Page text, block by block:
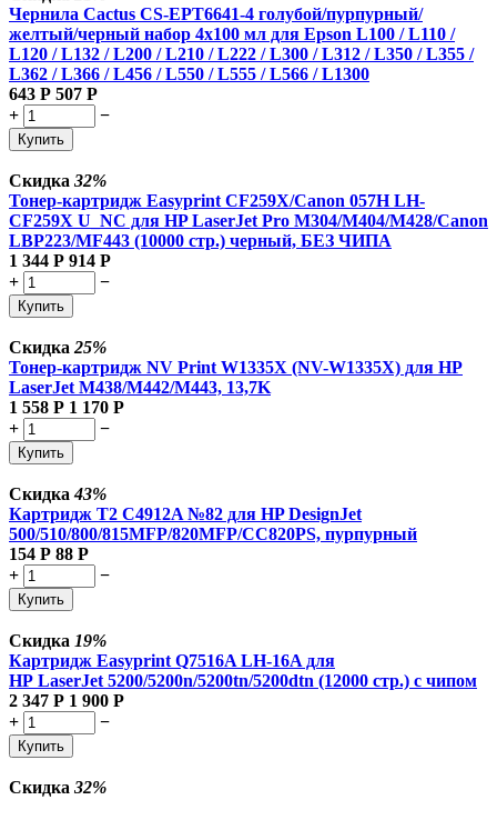
Чернила Cactus CS-EPT6641-4 голубой/пурпурный/
желтый/черный набор 4x100 мл для Epson L100 / L110 /
L120 / L132 / L200 / L210 / L222 / L300 / L312 / L350 / L355 /
L362 / L366 / L456 / L550 / L555 / L566 / L1300
643 Р 507 Р
+
−
Купить
Скидка 32%
Тонер-картридж Easyprint CF259X/Canon 057H LH-
CF259X U_NC для HP LaserJet Pro M304/M404/M428/Canon
LBP223/MF443 (10000 стр.) черный, БЕЗ ЧИПА
1 344 Р 914 Р
+
−
Купить
Скидка 25%
Тонер-картридж NV Print W1335X (NV-W1335X) для HP
LaserJet M438/M442/M443, 13,7K
1 558 Р 1 170 Р
+
−
Купить
Скидка43%
Картридж T2 C4912A №82 для HP DesignJet
500/510/800/815MFP/820MFP/CC820PS, пурпурный
154 Р 88 Р
+
−
Купить
Скидка 19%
Картридж Easyprint Q7516A LH-16A для
HP LaserJet 5200/5200n/5200tn/5200dtn (12000 стр.) с чипом
2 347 Р 1 900 Р
+
−
Купить
Скидка 32%